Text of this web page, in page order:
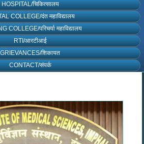
HOSPITAL/चिकित्सालय
COLLEGE/दंत महाविद्यालय
COLLEGE/परिचर्या महाविद्यालय
RTI/आरटीआई
GRIEVANCES/शिकायत
CONTACT/संपर्क